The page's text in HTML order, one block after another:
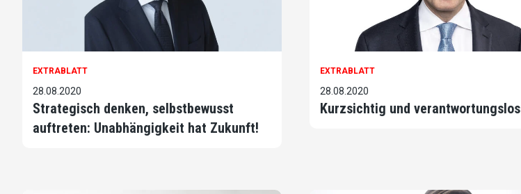
EXTRABLATT
28.08.2020
Strategisch denken, selbstbewusst
auftreten: Unabhängigkeit hat Zukunft!
EXTRABLATT
28.08.2020
Kurzsichtig und verantwortungslos